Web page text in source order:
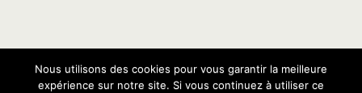
Retour au début
Nous utilisons des cookies pour vous garantir la meilleure
expérience sur notre site. Si vous continuez à utiliser ce